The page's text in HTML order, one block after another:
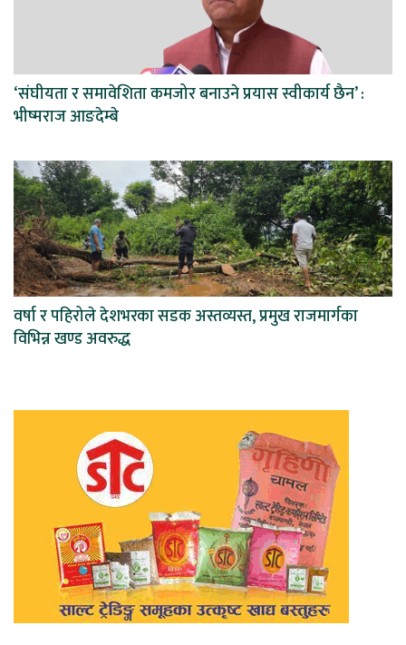
‘संघीयता र समावेशिता कमजोर बनाउने प्रयास स्वीकार्य छैन’ :
भीष्मराज आङदेम्बे
वर्षा र पहिरोले देशभरका सडक अस्तव्यस्त, प्रमुख राजमार्गका
विभिन्न खण्ड अवरुद्ध